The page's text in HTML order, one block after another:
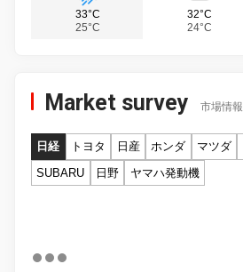
33°C
25°C
32°C
24°C
Market survey 市場情報
日経 トヨタ 日産 ホンダ マツダ
SUBARU
日野 ヤマハ発動機